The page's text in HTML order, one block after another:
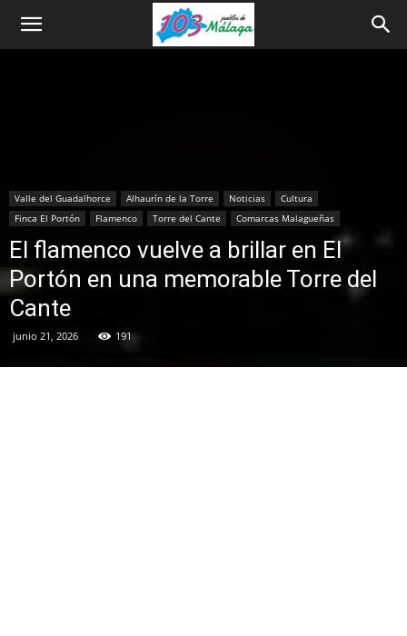
Valle del Guadalhorce Alhaurín de la Torre Noticias
Cultura
Finca El Portón
Flamenco Torre del Cante Comarcas Malagueñas
El flamenco vuelve a brillar en El
Portón en una memorable Torre del
Cante
junio 21, 2026 191